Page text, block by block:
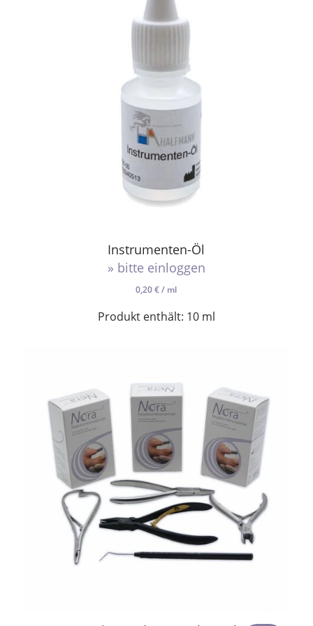
Instrumenten-Öl
» bitte einloggen
0,20€/ ml
Produkt enthält: 10 ml